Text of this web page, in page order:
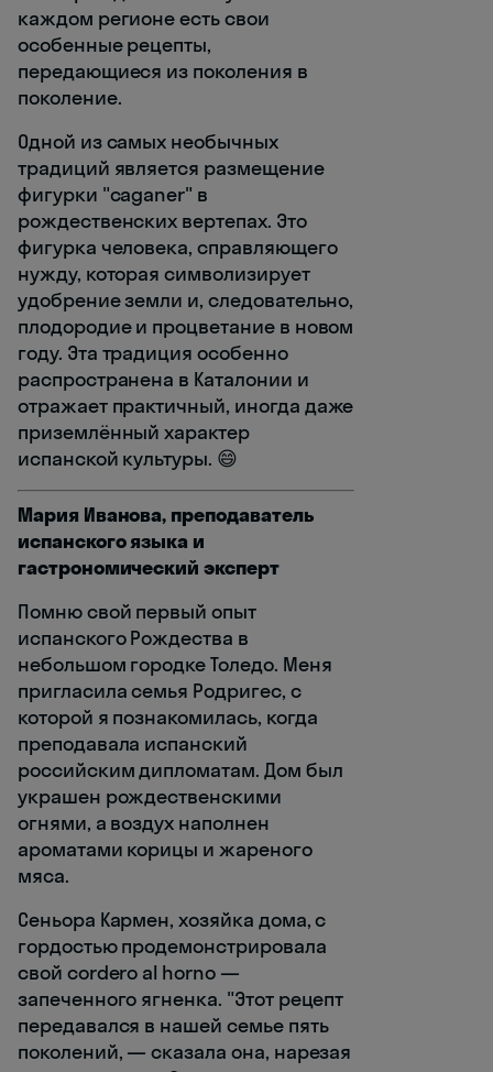
каждом регионе есть свои
особенные рецепты,
передающиеся из поколения в
поколение.
Одной из самых необычных
традиций является размещение
фигурки "caganer" в
рождественских вертепах. Это
фигурка человека, справляющего
нужду, которая символизирует
удобрение земли и, следовательно,
плодородие и процветание в новом
году. Эта традиция особенно
распространена в Каталонии и
отражает практичный, иногда даже
приземлённый характер
испанской культуры. 😄
Мария Иванова, преподаватель
испанского языка и
гастрономический эксперт
Помню свой первый опыт
испанского Рождества в
небольшом городке Толедо. Меня
пригласила семья Родригес, с
которой я познакомилась, когда
преподавала испанский
российским дипломатам. Дом был
украшен рождественскими
огнями, а воздух наполнен
ароматами корицы и жареного
мяса.
Сеньора Кармен, хозяйка дома, с
гордостью продемонстрировала
свой cordero al horno —
запеченного ягненка. "Этот рецепт
передавался в нашей семье пять
поколений, — сказала она, нарезая